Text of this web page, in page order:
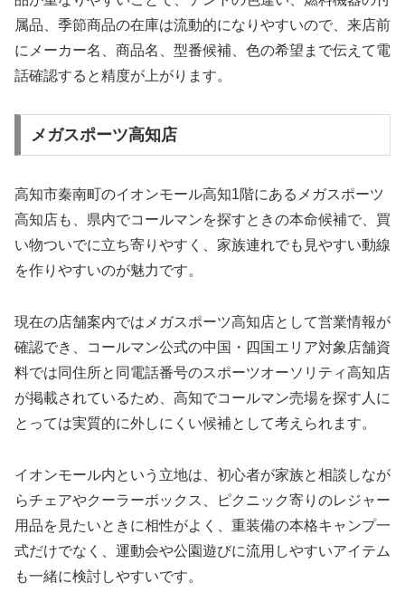
属品、季節商品の在庫は流動的になりやすいので、来店前
にメーカー名、商品名、型番候補、色の希望まで伝えて電
話確認すると精度が上がります。
メガスポーツ高知店
高知市秦南町のイオンモール高知1階にあるメガスポーツ
高知店も、県内でコールマンを探すときの本命候補で、買
い物ついでに立ち寄りやすく、家族連れでも見やすい動線
を作りやすいのが魅力です。
現在の店舗案内ではメガスポーツ高知店として営業情報が
確認でき、コールマン公式の中国・四国エリア対象店舗資
料では同住所と同電話番号のスポーツオーソリティ高知店
が掲載されているため、高知でコールマン売場を探す人に
とっては実質的に外しにくい候補として考えられます。
イオンモール内という立地は、初心者が家族と相談しなが
らチェアやクーラーボックス、ピクニック寄りのレジャー
用品を見たいときに相性がよく、重装備の本格キャンプ一
式だけでなく、運動会や公園遊びに流用しやすいアイテム
も一緒に検討しやすいです。